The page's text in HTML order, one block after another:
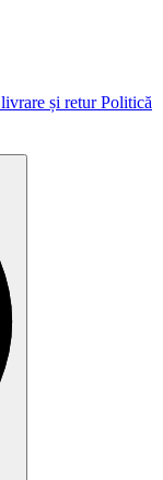
și returPolitică